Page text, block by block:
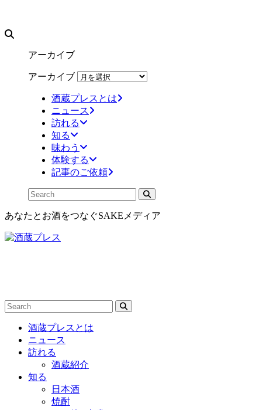
アーカイブ
アーカイブ
酒蔵プレスとは
ニュース
訪れる
知る
味わう
体験する
記事のご依頼
あなたとお酒をつなぐSAKEメディア
酒蔵プレスとは
ニュース
訪れる
酒蔵紹介
知る
日本酒
焼酎